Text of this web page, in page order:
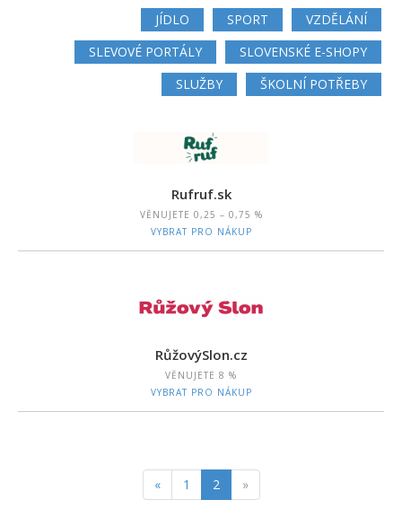
JÍDLO
SPORT
VZDĚLÁNÍ
SLEVOVÉ PORTÁLY
SLOVENSKÉ E-SHOPY
SLUŽBY
ŠKOLNÍ POTŘEBY
Rufruf.sk
VĚNUJETE 0,25 – 0,75 %
VYBRAT PRO NÁKUP
RůžovýSlon.cz
VĚNUJETE 8 %
VYBRAT PRO NÁKUP
« 1 2 »